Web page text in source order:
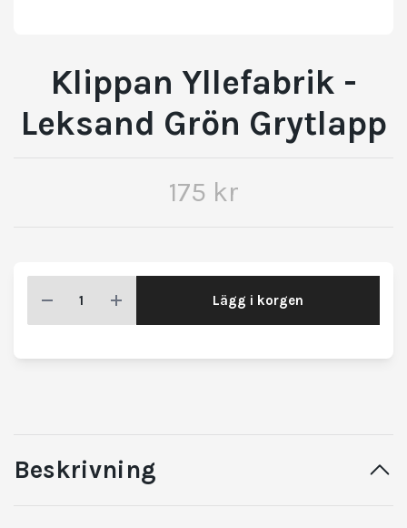
Klippan Yllefabrik -
Leksand Grön Grytlapp
175 kr
Lägg i korgen
Beskrivning